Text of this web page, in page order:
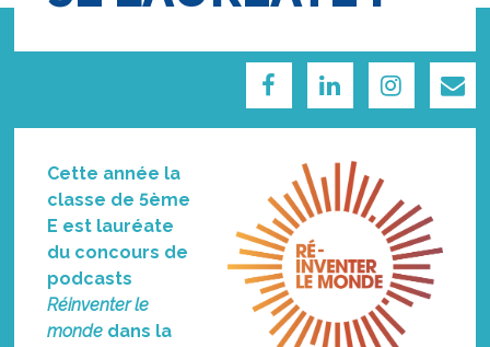
Cette année la
classe de 5ème
E est lauréate
du concours de
podcasts
Réinventer le
monde dans la